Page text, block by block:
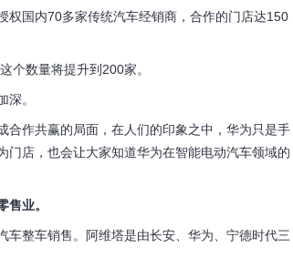
权国内70多家传统汽车经销商，合作的门店达150
个数量将提升到200家。
。
合作共赢的局面，在人们的印象之中，华为只是手
店，也会让大家知道华为在智能电动汽车领域的
业。
整车销售。阿维塔是由长安、华为、宁德时代三